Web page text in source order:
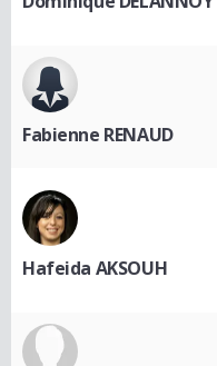
Fabienne RENAUD
Hafeida AKSOUH